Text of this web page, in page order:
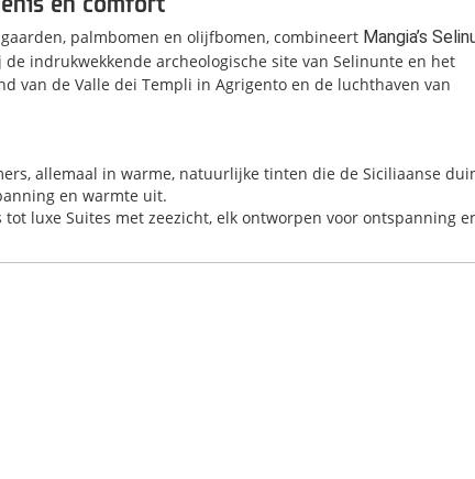
palmbomen en olijfbomen, combineert Mangia’s
indrukwekkende archeologische site van Selinunte en het
van de Valle dei Templi in Agrigento en de luchthaven van
allemaal in warme, natuurlijke tinten die de Siciliaanse
en warmte uit.
luxe Suites met zeezicht, elk ontworpen voor ontspanning